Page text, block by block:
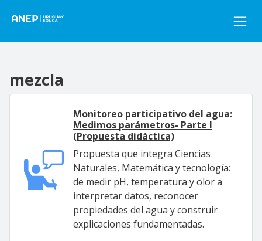
mezcla
Monitoreo participativo del agua:
Medimos parámetros- Parte I
(Propuesta didáctica)
Propuesta que integra Ciencias
Naturales, Matemática y tecnología:
de medir pH, temperatura y olor a
interpretar datos, reconocer
propiedades del agua y construir
explicaciones fundamentadas.